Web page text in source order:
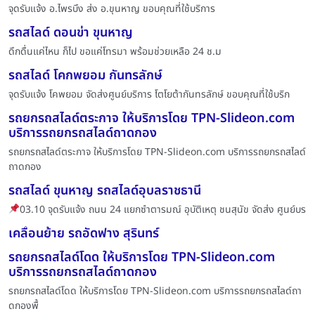
จุดรับแจ้ง อ.ไพรบึง ส่ง อ.ขุนหาญ ขอบคุณที่ใช้บริการ
รถสไลด์ ดอนข่า ขุนหาญ
ดึกดื่นแค่ไหน ก็ไป ขอแค่โทรมา พร้อมช่วยเหลือ 24 ช.ม
รถสไลด์ โคกพยอม กันทรลักษ์
จุดรับแจ้ง โคพยอม จัดส่งศูนย์บริการ โตโยต้ากันทรลักษ์ ขอบคุณที่ใช้บริก
รถยกรถสไลด์ตระกาจ ให้บริการโดย TPN-Slideon.com
บริการรถยกรถสไลด์ถาดกอง
รถยกรถสไลด์ตระกาจ ให้บริการโดย TPN-Slideon.com บริการรถยกรถสไลด์
ถาดกอง
รถสไลด์ ขุนหาญ รถสไลด์อุบลราชธานี
03.10 จุดรับแจ้ง ถนน 24 แยกซำตารมณ์ อุบัติเหตุ ชนสุนัข จัดส่ง ศูนย์บร
เคลื่อนย้าย รถอัดฟาง สุรินทร์
รถยกรถสไลด์โดด ให้บริการโดย TPN-Slideon.com
บริการรถยกรถสไลด์ถาดกอง
รถยกรถสไลด์โดด ให้บริการโดย TPN-Slideon.com บริการรถยกรถสไลด์ถา
ดกองพื้